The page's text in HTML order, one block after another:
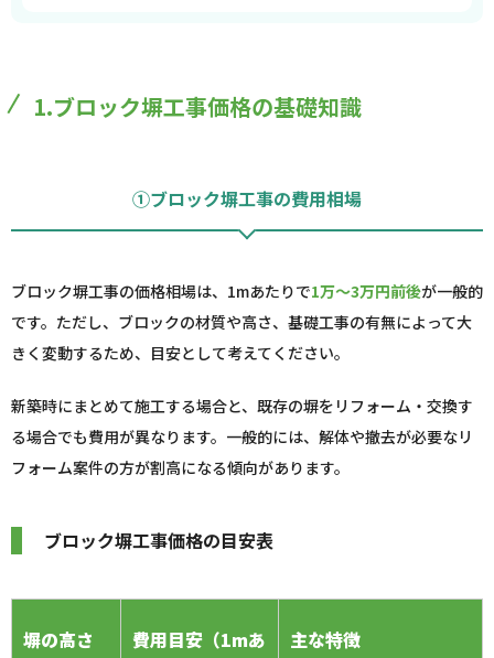
1.ブロック塀工事価格の基礎知識
①ブロック塀工事の費用相場
ブロック塀工事の価格相場は、1mあたりで1万～3万円前後が一般的
です。ただし、ブロックの材質や高さ、基礎工事の有無によって大
きく変動するため、目安として考えてください。
新築時にまとめて施工する場合と、既存の塀をリフォーム・交換す
る場合でも費用が異なります。一般的には、解体や撤去が必要なリ
フォーム案件の方が割高になる傾向があります。
ブロック塀工事価格の目安表
塀の高さ
費用目安（1mあ
主な特徴